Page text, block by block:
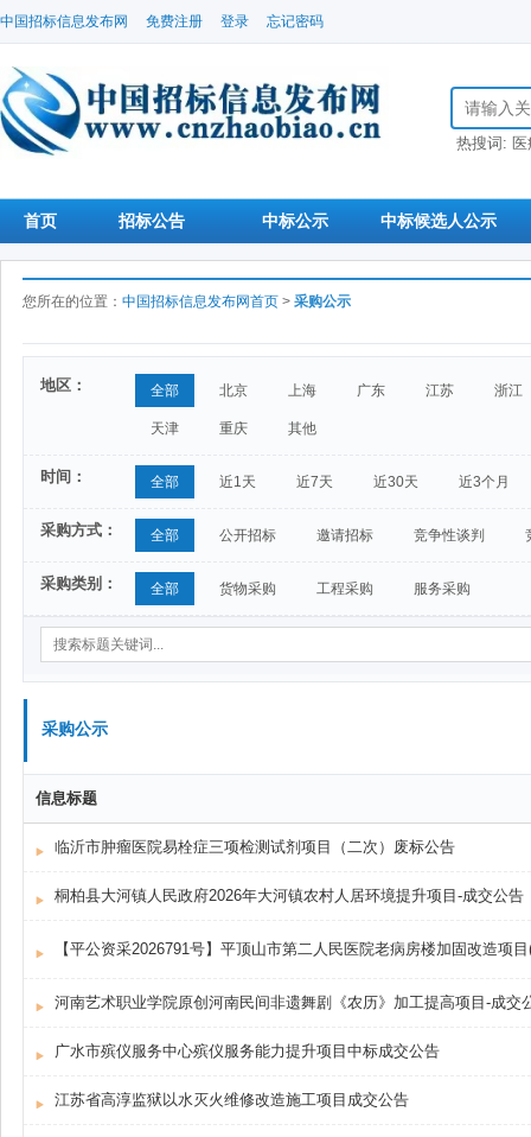
中国招标信息发布网 免费注册 登录 忘记密码
搜索招标信
热搜词:
首页 招标公告 中标公示 中标候选人公示
您所在的位置： 中国招标信息发布网首页 > 采购公示
地区： 全部 北京 上海 广东 江苏 浙江
天津 重庆 其他
时间： 全部 近1天 近7天 近30天 近3个月
采购方式： 全部 公开招标 邀请招标 竞争性谈判
采购类别： 全部 货物采购 工程采购 服务采购
采购公示
信息标题
临沂市肿瘤医院易栓症三项检测试剂项目（二次）废标公告
桐柏县大河镇人民政府2026年大河镇农村人居环境提升项目-成交公告
河南艺术职业学院原创河南民间非遗舞剧《农历》加工提高项目-成交
广水市殡仪服务中心殡仪服务能力提升项目中标成交公告
江苏省高淳监狱以水灭火维修改造施工项目成交公告